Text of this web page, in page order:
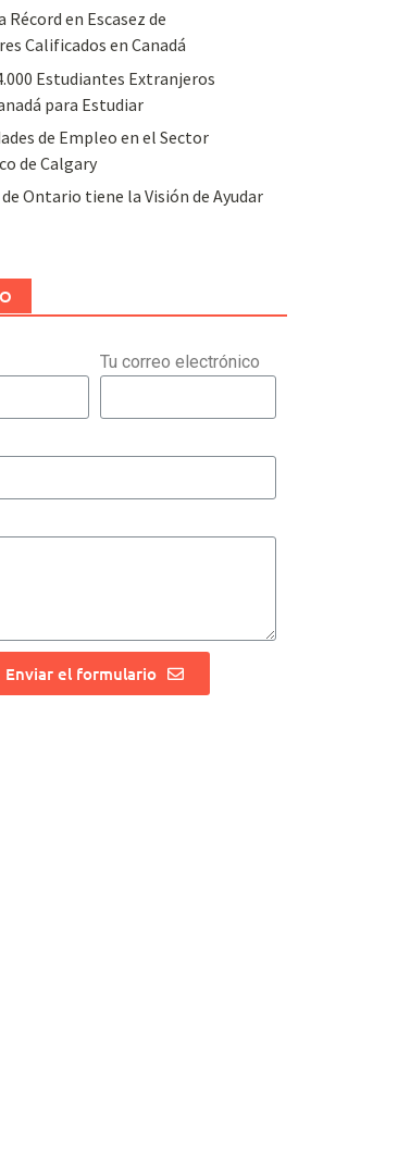
Récord en Escasez de
Calificados en Canadá
Estudiantes Extranjeros
para Estudiar
de Empleo en el Sector
de Calgary
Ontario tiene la Visión de Ayudar
Tu correo electrónico
Enviar el formulario